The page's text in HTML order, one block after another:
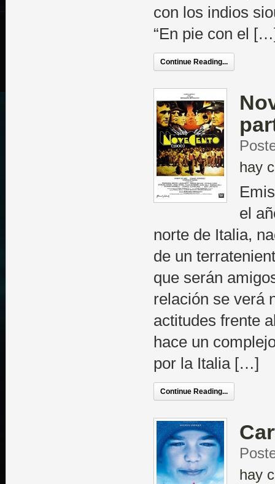
con los indios
“En pie con el
Continue Reading...
hay
el
norte de Italia,
de un
que serán
relación se verá
actitudes frente
hace un
por la Italia […]
Continue Reading...
hay